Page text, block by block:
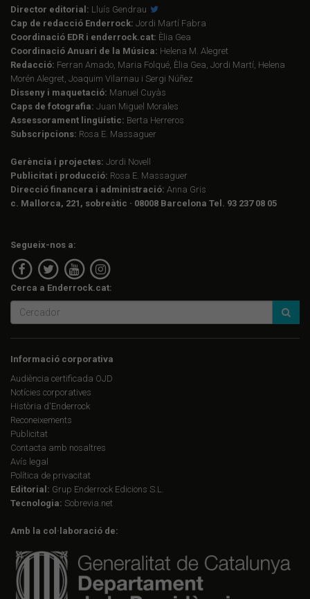
Director editorial: Lluís Gendrau
Cap de redacció Enderrock: Jordi Martí Fabra
Coordinació EDR i enderrock.cat: Èlia Gea
Coordinació Anuari de la Música: Helena M. Alegret
Redacció: Ferran Amado, Maria Folqué, Èlia Gea, Jordi Martí, Helena
Morén Alegret, Joaquim Vilarnau i Sergi Núñez
Disseny i maquetació: Manuel Cuyàs
Caps de fotografia: Juan Miguel Morales
Assessorament lingüístic: Berta Herreros
Subscripcions: Rosa E. Massaguer
Gerència i projectes: Jordi Novell
Publicitat i producció: Rosa E. Massaguer
Direcció financera i administració: Anna Gris
c. Mallorca, 221, sobreàtic · 08008 Barcelona Tel. 93 237 08 05
Segueix-nos a:
Cerca a Enderrock.cat:
Informació corporativa
Audiència certificada OJD
Notícies corporatives
Història d'Enderrock
Reconeixements
Publicitat
Contacta amb nosaltres
Avís legal
Política de privacitat
Editorial: Grup Enderrock Edicions S.L.
Tecnologia: Sobrevia.net
Amb la col·laboració de: